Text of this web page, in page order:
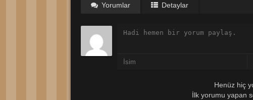
Yorumlar Detaylar
Henüz hiç
İlk yorumu yapan